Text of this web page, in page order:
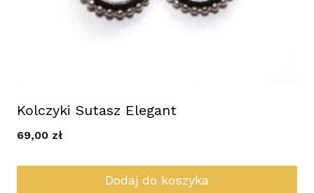
Kolczyki Sutasz Elegant
69,00 zł
Dodaj do koszyka